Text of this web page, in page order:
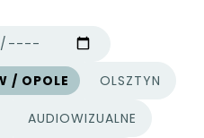
/ OPOLE OLSZTYN
AUDIOWIZUALNE